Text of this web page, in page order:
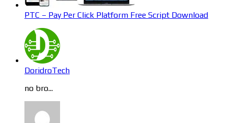
PTC – Pay Per Click Platform Free Script Download
DoridroTech
no bro...